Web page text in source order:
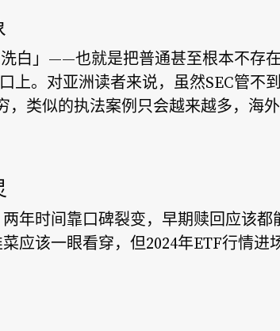
白」——也就是把普通甚至根本不存
上。对亚洲读者来说，虽然SEC管不
，类似的执法案例只会越来越多，海
年时间靠口碑裂变，早期赎回应该都
应该一眼看穿，但2024年ETF行情进